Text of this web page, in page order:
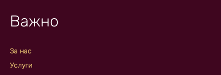
Важно
За нас
Услуги